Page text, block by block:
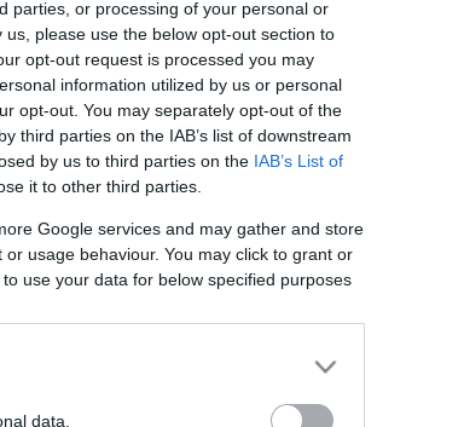
parties, or processing of your personal or
please use the below opt-out section to
opt-out request is processed you may
information utilized by us or personal
opt-out. You may separately opt-out of the
third parties on the IAB’s list of downstream
by us to third parties on the IAB’s List of
it to other third parties.
Google services and may gather and store
usage behaviour. You may click to grant or
use your data for below specified purposes
data.